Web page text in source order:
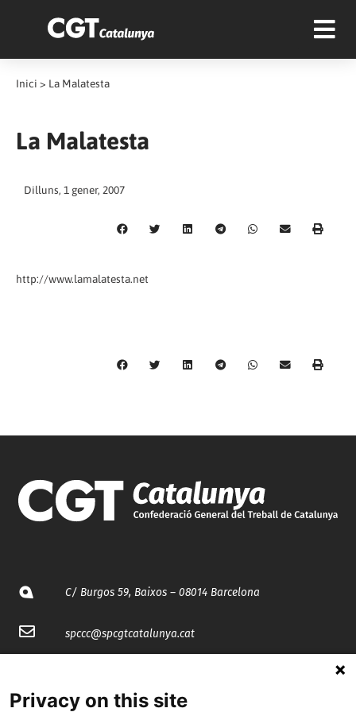
Inici > La Malatesta
La Malatesta
Dilluns, 1 gener, 2007
http://www.lamalatesta.net
C/ Burgos 59, Baixos – 08014 Barcelona
spccc@spcgtcatalunya.cat
Privacy on this site